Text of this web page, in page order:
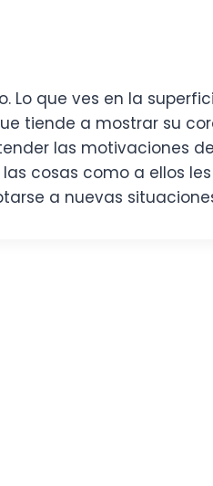
que ves en la
tiende a mostrar su
las motivaciones
cosas como a ellos
a nuevas